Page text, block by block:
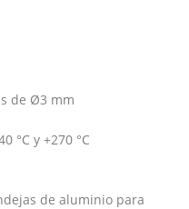
de Ø3 mm
°C y +270 °C
de aluminio para